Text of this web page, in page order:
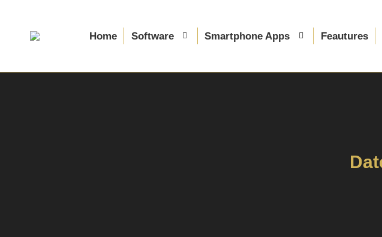
Home Software Smartphone Apps Feautures